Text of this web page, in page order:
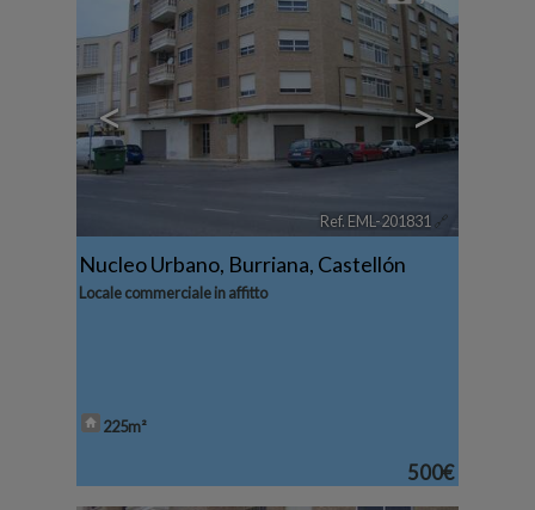
< >
Ref. EML-201831 🔗
Nucleo Urbano, Burriana, Castellón
Locale commerciale in affitto
225m²
500€